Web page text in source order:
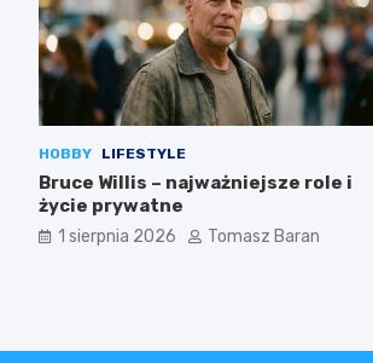
HOBBY LIFESTYLE
Bruce Willis – najważniejsze role i
życie prywatne
1 sierpnia 2026 Tomasz Baran